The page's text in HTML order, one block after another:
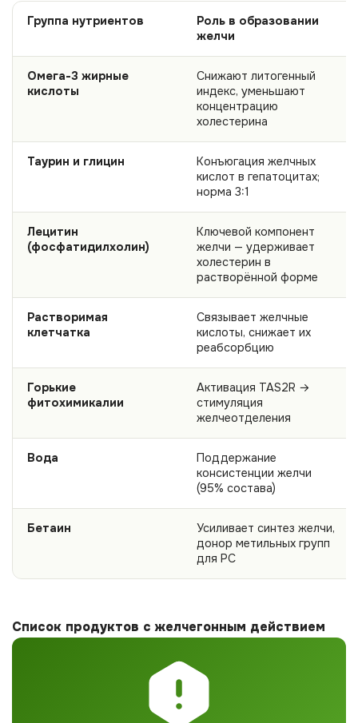
Группа нутриентов
Роль в образовании
желчи
Омега-3 жирные
кислоты
Снижают литогенный
индекс, уменьшают
концентрацию
холестерина
Таурин и глицин
Конъюгация желчных
кислот в гепатоцитах;
норма 3:1
Лецитин
(фосфатидилхолин)
Ключевой компонент
желчи — удерживает
холестерин в
растворённой форме
Растворимая
клетчатка
Связывает желчные
кислоты, снижает их
реабсорбцию
Горькие
фитохимикалии
Активация TAS2R →
стимуляция
желчеотделения
Вода
Поддержание
консистенции желчи
(95% состава)
Бетаин
Усиливает синтез желчи,
донор метильных групп
для PC
Список продуктов с желчегонным действием